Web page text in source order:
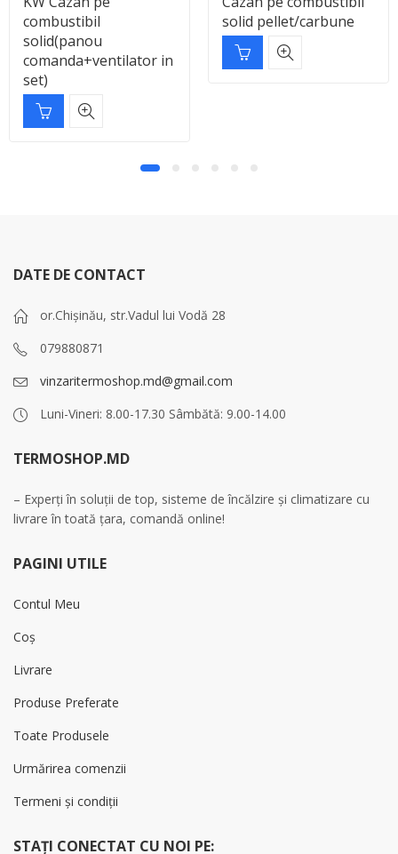
combustibil
solid(panou
comanda+ventilator in
set)
solid pellet/carbune
DATE DE CONTACT
or.Chișinău, str.Vadul lui Vodă 28
079880871
vinzaritermoshop.md@gmail.com
Luni-Vineri: 8.00-17.30 Sâmbătă: 9.00-14.00
TERMOSHOP.MD
– Experți în soluții de top, sisteme de încălzire și climatizare cu
livrare în toată țara, comandă online!
PAGINI UTILE
Contul Meu
Coș
Livrare
Produse Preferate
Toate Produsele
Urmărirea comenzii
Termeni și condiții
STAȚI CONECTAT CU NOI PE: